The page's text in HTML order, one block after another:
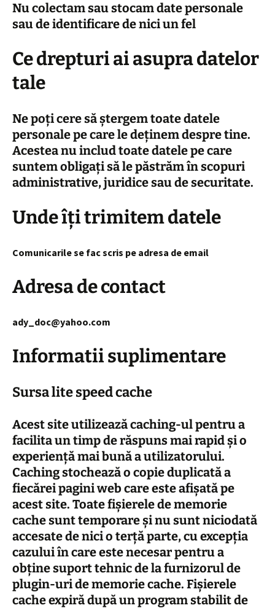
Nu colectam sau stocam date personale
sau de identificare de nici un fel
Ce drepturi ai asupra datelor
tale
Ne poți cere să ștergem toate datele
personale pe care le deținem despre tine.
Acestea nu includ toate datele pe care
suntem obligați să le păstrăm în scopuri
administrative, juridice sau de securitate.
Unde îți trimitem datele
Comunicarile se fac scris pe adresa de email
Adresa de contact
ady_doc@yahoo.com
Informatii suplimentare
Sursa lite speed cache
Acest site utilizează caching-ul pentru a
facilita un timp de răspuns mai rapid și o
experiență mai bună a utilizatorului.
Caching stochează o copie duplicată a
fiecărei pagini web care este afișată pe
acest site. Toate fișierele de memorie
cache sunt temporare și nu sunt niciodată
accesate de nici o terță parte, cu excepția
cazului în care este necesar pentru a
obține suport tehnic de la furnizorul de
plugin-uri de memorie cache. Fișierele
cacheexpirădupă un program stabilit de